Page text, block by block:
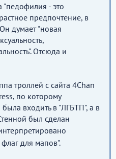
- это
предпочтение, в
думает "новая
Отсюда и
троллей с сайта 4Chan
по которому
была входить в "ЛГБТП", а в
был сделан
для мапов".